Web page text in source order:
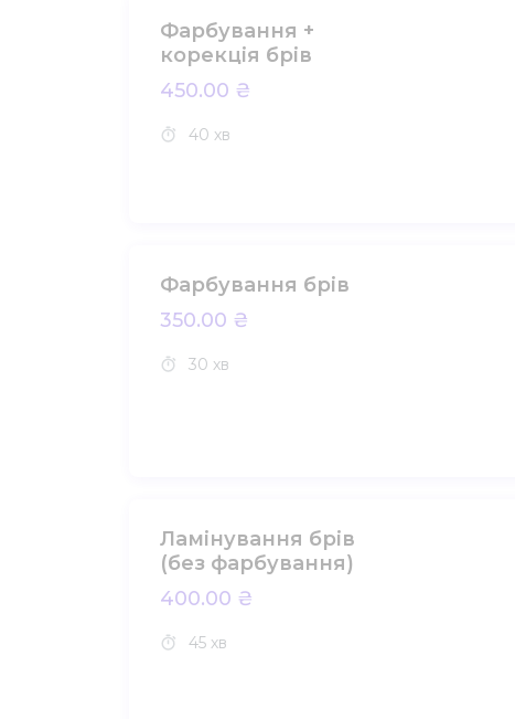
Фарбування +
корекція брів
450.00 ₴
40 хв
Фарбування брів
350.00 ₴
30 хв
Ламінування брів
(без фарбування)
400.00 ₴
45 хв